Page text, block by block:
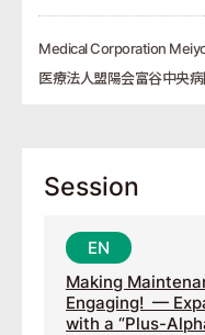
Medical Corporation
医療法人盟陽会富谷中央
Session
Making
Engaging! —
with a “Plus-